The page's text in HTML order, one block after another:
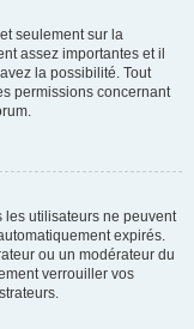
seulement sur la
assez importantes et il
la possibilité. Tout
permissions concernant
les utilisateurs ne peuvent
expirés.
ou un modérateur du
verrouiller vos